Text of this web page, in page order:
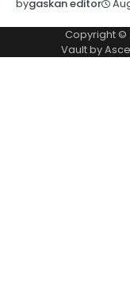
bygaskan editor
Copyright ©
Vault by